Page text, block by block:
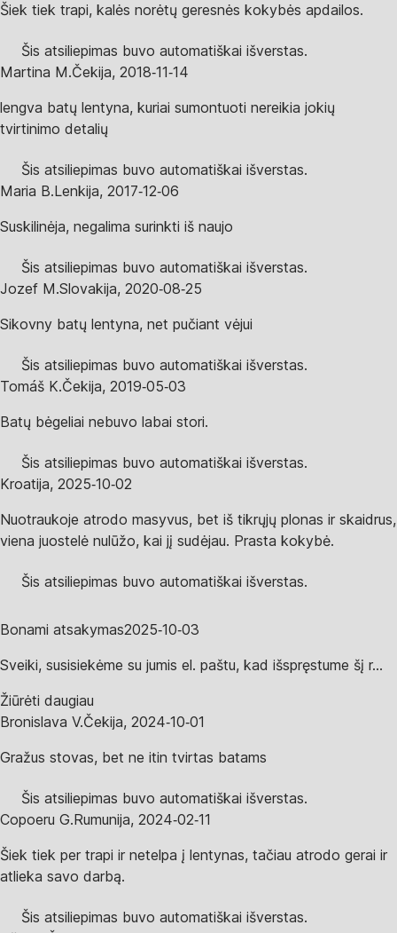
Šiek tiek trapi, kalės norėtų geresnės kokybės apdailos.
Šis atsiliepimas buvo automatiškai išverstas.
Martina M.Čekija, 2018‑11‑14
lengva batų lentyna, kuriai sumontuoti nereikia jokių
tvirtinimo detalių
Šis atsiliepimas buvo automatiškai išverstas.
Maria B.Lenkija, 2017‑12‑06
Suskilinėja, negalima surinkti iš naujo
Šis atsiliepimas buvo automatiškai išverstas.
Jozef M.Slovakija, 2020‑08‑25
Sikovny batų lentyna, net pučiant vėjui
Šis atsiliepimas buvo automatiškai išverstas.
Tomáš K.Čekija, 2019‑05‑03
Batų bėgeliai nebuvo labai stori.
Šis atsiliepimas buvo automatiškai išverstas.
Kroatija, 2025‑10‑02
Nuotraukoje atrodo masyvus, bet iš tikrųjų plonas ir skaidrus,
viena juostelė nulūžo, kai jį sudėjau. Prasta kokybė.
Šis atsiliepimas buvo automatiškai išverstas.
Bonami atsakymas2025‑10‑03
Sveiki, susisiekėme su jumis el. paštu, kad išspręstume šį r...
Žiūrėti daugiau
Bronislava V.Čekija, 2024‑10‑01
Gražus stovas, bet ne itin tvirtas batams
Šis atsiliepimas buvo automatiškai išverstas.
Copoeru G.Rumunija, 2024‑02‑11
Šiek tiek per trapi ir netelpa į lentynas, tačiau atrodo gerai ir
atlieka savo darbą.
Šis atsiliepimas buvo automatiškai išverstas.